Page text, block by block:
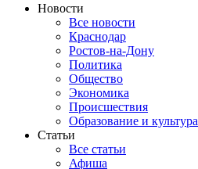
Новости
Все новости
Краснодар
Ростов-на-Дону
Политика
Общество
Экономика
Происшествия
Образование и культура
Статьи
Все статьи
Афиша